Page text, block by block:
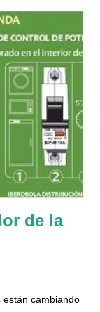
la curiosidad.
sobre
asociación
integración ,
por lo menos
con datos
que nos atiene,
de la
están cambiando